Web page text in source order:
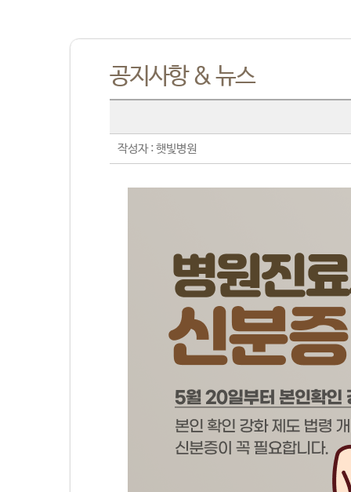
공지사항 & 뉴스
작성자 : 햇빛병원